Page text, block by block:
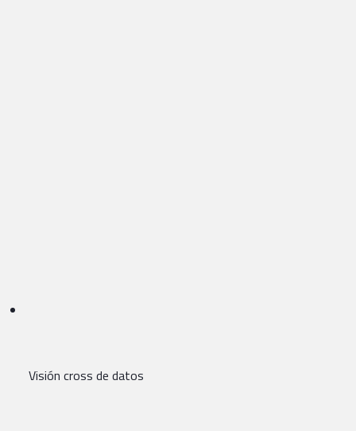
Visión cross de datos